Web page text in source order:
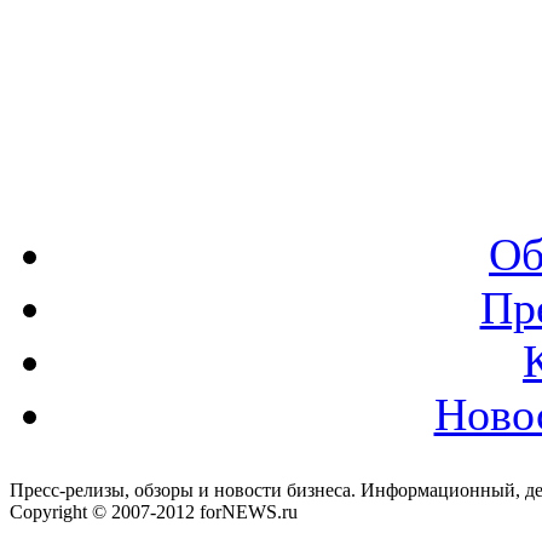
Пресс-релизы, обзоры и новости бизнеса. Информационный,
Copyright © 2007-2012 forNEWS.ru